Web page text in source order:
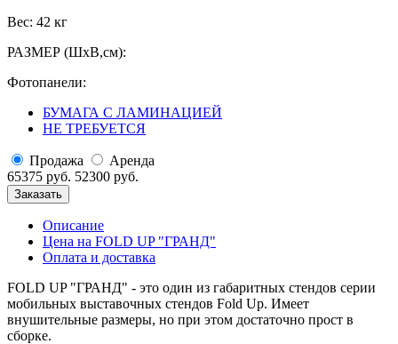
Вес: 42 кг
РАЗМЕР (ШхВ,см):
Фотопанели:
БУМАГА С ЛАМИНАЦИЕЙ
НЕ ТРЕБУЕТСЯ
Продажа
Аренда
65375 руб. 52300 руб.
Заказать
Описание
Цена на FOLD UP "ГРАНД"
Оплата и доставка
FOLD UP "ГРАНД" - это один из габаритных стендов серии
мобильных выставочных стендов Fold Up. Имеет
внушительные размеры, но при этом достаточно прост в
сборке.